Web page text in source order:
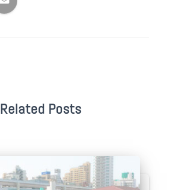
Related Posts